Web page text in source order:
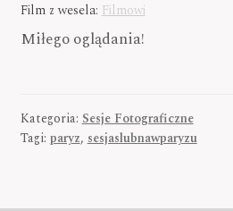
Film z wesela: Filmowi
Miłego oglądania!
Kategoria: Sesje Fotograficzne
Tagi: paryz, sesjaslubnawparyzu